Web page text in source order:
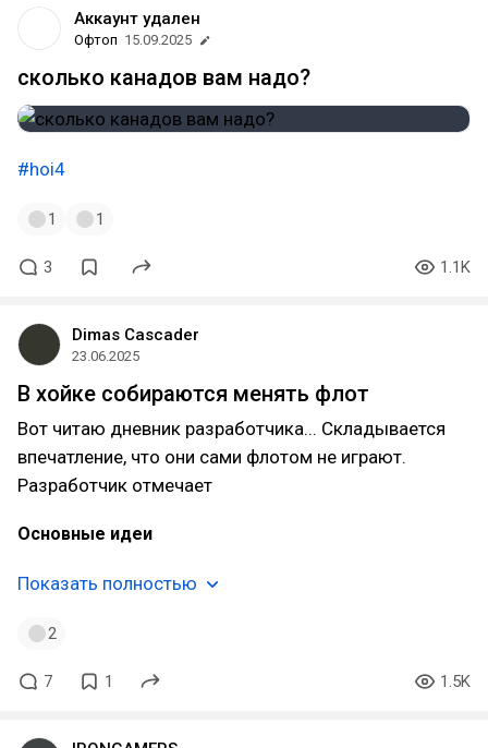
Аккаунт удален
Офтоп 15.09.2025
сколько канадов вам надо?
#hoi4
1 1
3 1.1K
Dimas Cascader
23.06.2025
В хойке собираются менять флот
Вот читаю дневник разработчика... Складывается
впечатление, что они сами флотом не играют.
Разработчик отмечает
Основные идеи
Показать полностью
2
7 1 1.5K